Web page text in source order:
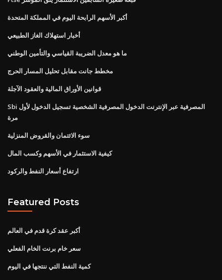
أكبر الأسهم الرابحة اليوم في المملكة المتحدة
أخبار استهلاك الغاز الطبيعي
ما هو معدل الضريبة القياسي والتأمين الوطني
مخطط جانت مقابل تحليل المسار الحرج
قوانين الأوراق المالية والعقود الآجلة
Sbi المصرفية عبر الإنترنت الدخول المصرفية الشخصية تسجيل الدخول لأول
مرة
سوء الائتمان والقروض المنزلية
كيفية الاستثمار في الأسهم وكسب المال
ارتفاع أسعار النفط والركود
Featured Posts
أكبر عقد كرة قدم في العالم
سعر خام برنت الخام الفعلي
كمية النفط التي ننتجها في اليوم